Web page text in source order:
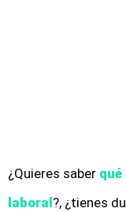
¿Quieres saber
laboral ?, ¿tienes